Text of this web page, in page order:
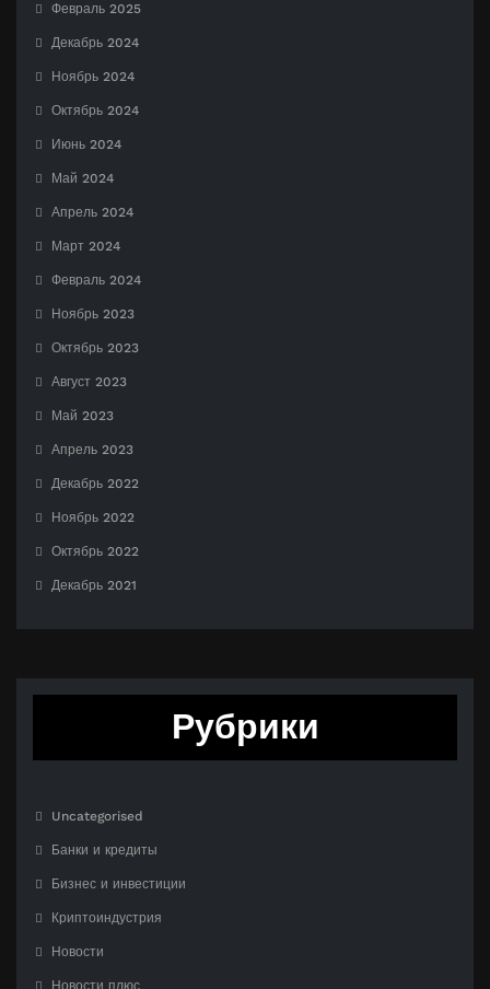
Февраль 2025
Декабрь 2024
Ноябрь 2024
Октябрь 2024
Июнь 2024
Май 2024
Апрель 2024
Март 2024
Февраль 2024
Ноябрь 2023
Октябрь 2023
Август 2023
Май 2023
Апрель 2023
Декабрь 2022
Ноябрь 2022
Октябрь 2022
Декабрь 2021
Рубрики
Uncategorised
Банки и кредиты
Бизнес и инвестиции
Криптоиндустрия
Новости
Новости плюс